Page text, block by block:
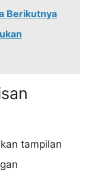
Berikutnya
tampilan